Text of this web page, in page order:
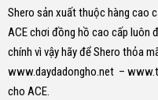
Shero sản xuất thuộc hàng cao
ACE chơi đồng hồ cao cấp luôn
chính vì vậy hãy để Shero thỏa
www.daydadongho.net –
cho ACE.